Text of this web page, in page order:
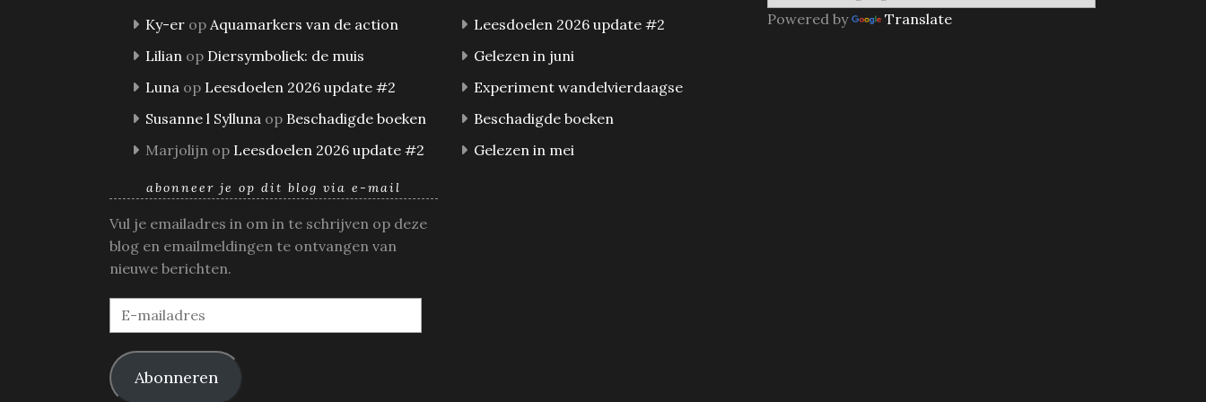
Ky-er op Aquamarkers van de action
Lilian op Diersymboliek: de muis
Luna op Leesdoelen 2026 update #2
Susanne l Sylluna op Beschadigde boeken
Marjolijn op Leesdoelen 2026 update #2
Leesdoelen 2026 update #2
Gelezen in juni
Experiment wandelvierdaagse
Beschadigde boeken
Gelezen in mei
Powered by Translate
abonneer je op dit blog via e-mail
Vul je emailadres in om in te schrijven op deze
blog en emailmeldingen te ontvangen van
nieuwe berichten.
E-
mailadres
Abonneren